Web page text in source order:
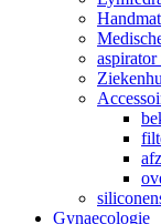
Gynaecologie